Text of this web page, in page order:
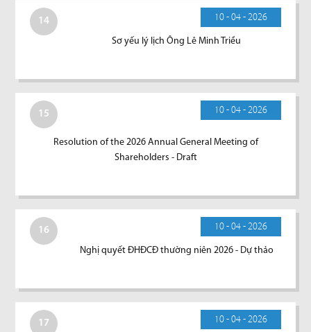
14 10 - 04 - 2026
Sơ yếu lý lịch Ông Lê Minh Triều
15 10 - 04 - 2026
Resolution of the 2026 Annual General Meeting of
Shareholders - Draft
16 10 - 04 - 2026
Nghị quyết ĐHĐCĐ thường niên 2026 - Dự thảo
17 10 - 04 - 2026